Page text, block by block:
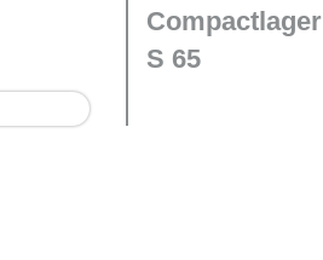
Compactlager
S 65